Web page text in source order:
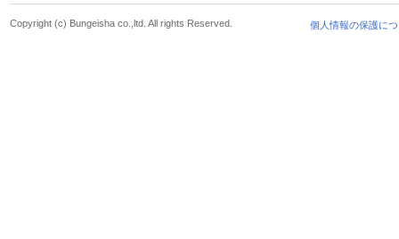
個人情報の保護に
Copyright (c) Bungeisha co.,ltd. All rights Reserved.